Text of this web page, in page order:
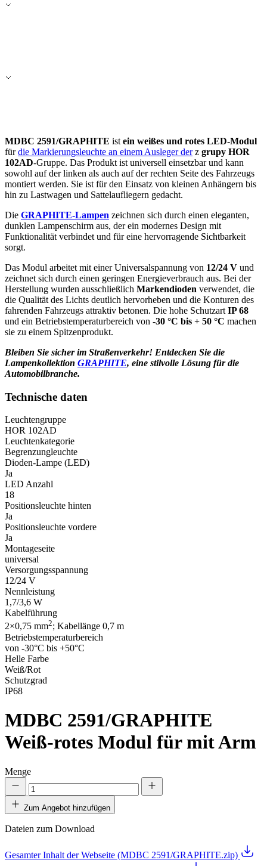
MDBC 2591/GRAPHITE ist ein weißes und rotes LED-Modul
fürdie Markierungsleuchte an einem Ausleger derz grupy HOR
102AD-Gruppe. Das Produkt ist universell einsetzbar und kann
sowohl auf der linken als auch auf der rechten Seite des Fahrzeugs
montiert werden. Sie ist für den Einsatz von kleinen Anhängern bis
hin zu Lastwagen und Sattelaufliegern gedacht.
Die GRAPHITE-Lampen zeichnen sich durch einen eleganten,
dunklen Lampenschirm aus, der ein modernes Design mit
Funktionalität verbindet und für eine hervorragende Sichtbarkeit
sorgt.
Das Modul arbeitet mit einer Universalspannung von 12/24 V und
zeichnet sich durch einen geringen Energieverbrauch aus. Bei der
Herstellung wurden ausschließlich Markendioden verwendet, die
die Qualität des Lichts deutlich hervorheben und die Konturen des
fahrenden Fahrzeugs attraktiv betonen. Die hohe Schutzart IP 68
und ein Betriebstemperaturbereich von -30 °C bis + 50 °C machen
sie zu einem Spitzenprodukt.
Bleiben Sie sicher im Straßenverkehr! Entdecken Sie die
Lampenkollektion GRAPHITE, eine stilvolle Lösung für die
Automobilbranche.
Technische daten
Leuchtengruppe
HOR 102AD
Leuchtenkategorie
Begrenzungleuchte
Dioden-Lampe (LED)
Ja
LED Anzahl
18
Positionsleuchte hinten
Ja
Positionsleuchte vordere
Ja
Montageseite
universal
Versorgungsspannung
12/24 V
Nennleistung
1,7/3,6 W
Kabelführung
2×0,75 mm2; Kabellänge 0,7 m
Betriebstemperaturbereich
von -30°C bis +50°C
Helle Farbe
Weiß/Rot
Schutzgrad
IP68
MDBC 2591/GRAPHITE
Weiß-rotes Modul für mit Arm
Menge
Zum Angebot hinzufügen
Dateien zum Download
Gesamter Inhalt der Webseite (MDBC 2591/GRAPHITE.zip)